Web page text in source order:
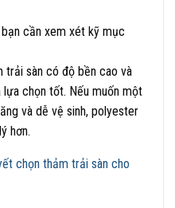
cần xem xét kỹ mục
trải sàn có độ bền cao và
chọn tốt. Nếu muốn một
và dễ vệ sinh, polyester
hơn.
chọn thảm trải sàn cho